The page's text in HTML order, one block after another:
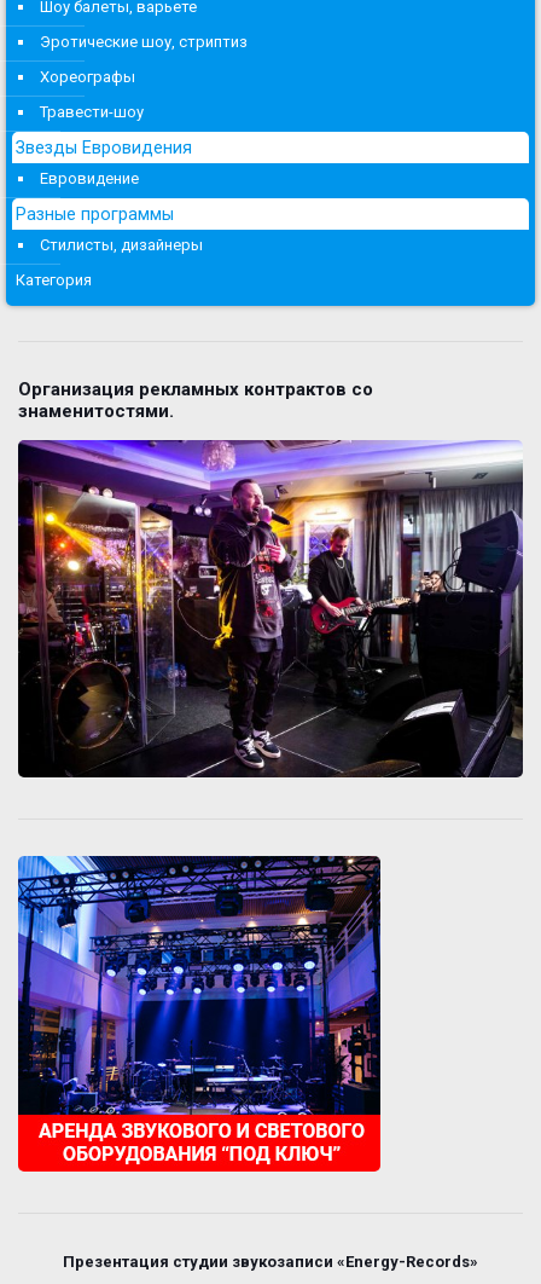
Шоу балеты, варьете
Эротические шоу, стриптиз
Хореографы
Травести-шоу
Звезды Евровидения
Евровидение
Разные программы
Стилисты, дизайнеры
Категория
Организация рекламных контрактов со
знаменитостями.
Презентация студии звукозаписи «Energy-Records»